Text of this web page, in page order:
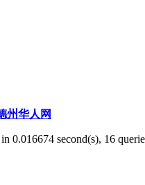
州华人网
in 0.016674 second(s), 16